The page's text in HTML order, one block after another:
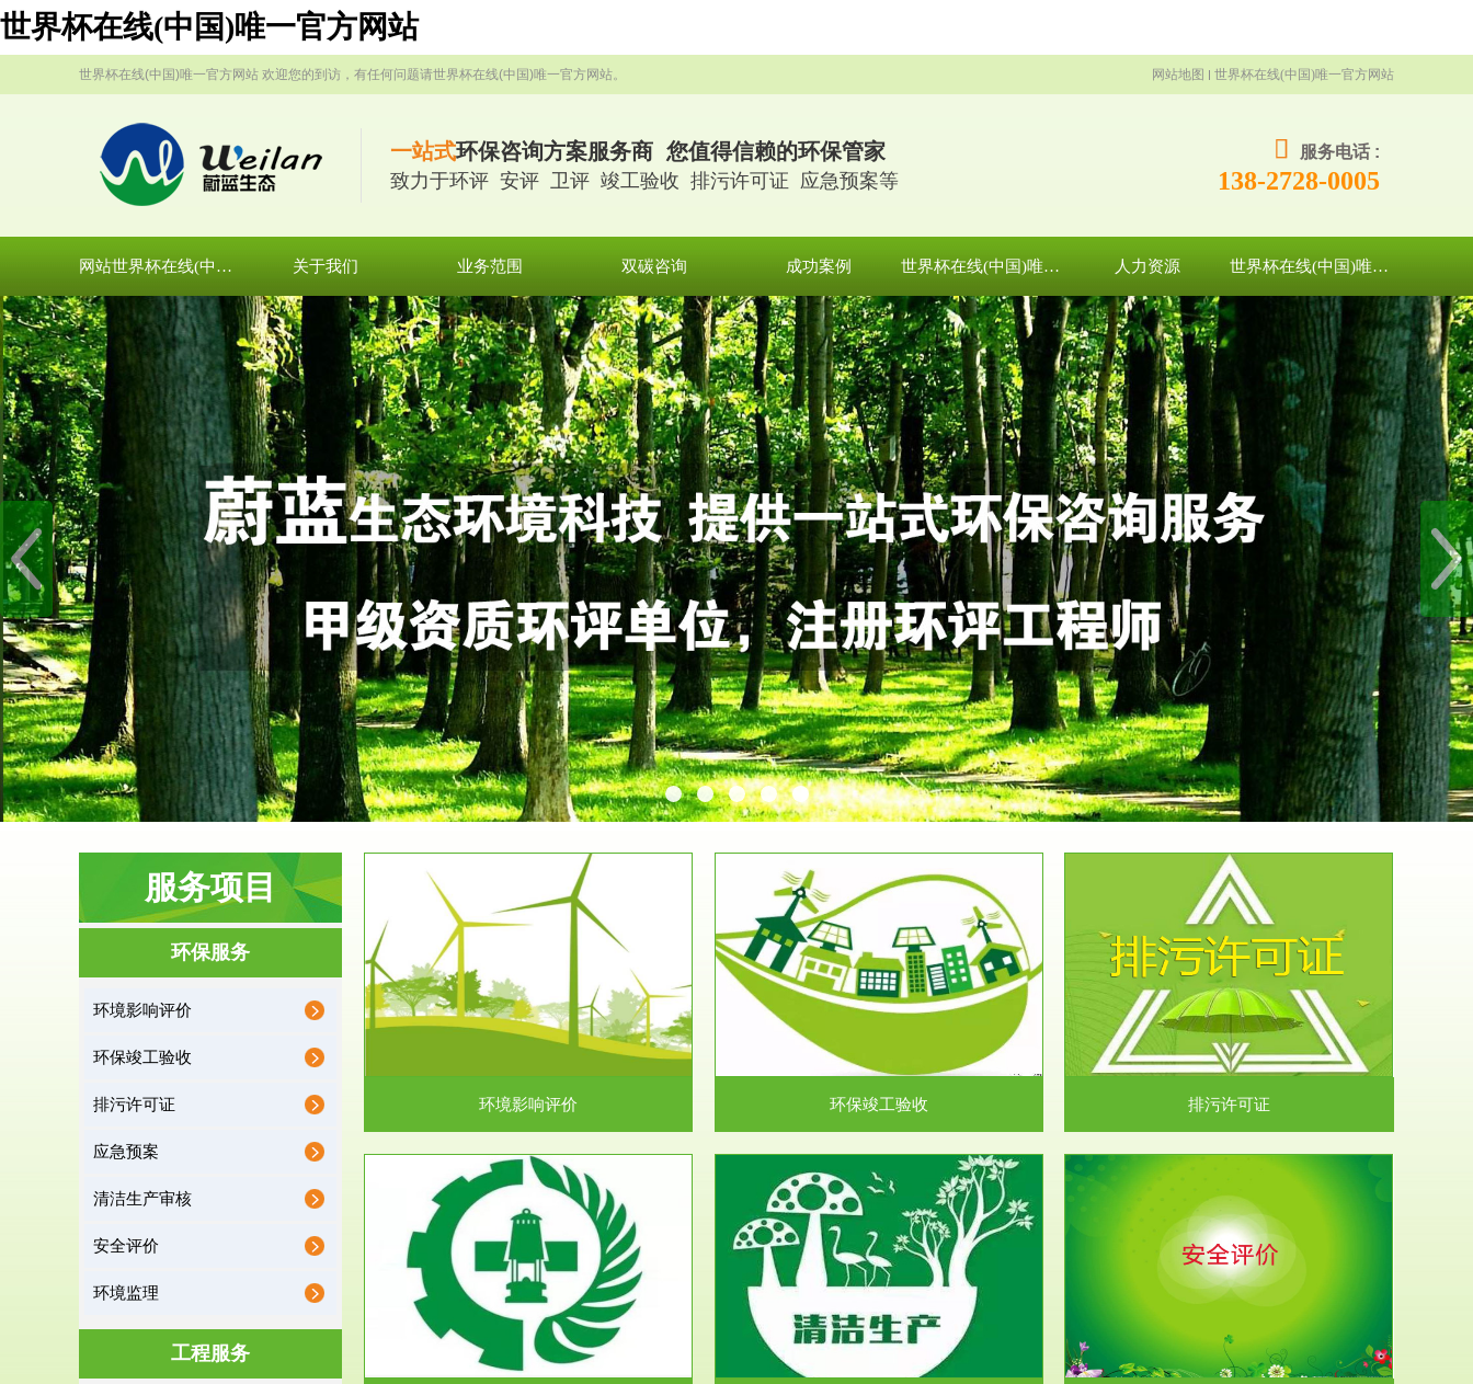
世界杯在线(中国)唯一官方网站
世界杯在线(中国)唯一官方网站 欢迎您的到访，有任何问题请世界杯在线(中国)唯一官方网站。 网站地图 世界杯在线(中国)唯一官方网站
一站式环保咨询方案服务商 您值得信赖的环保管家
致力于环评 安评 卫评 竣工验收 排污许可证 应急预案等
服务电话 :
138-2728-0005
网站世界杯在线(中国)唯一官方网站 关于我们 业务范围 双碳咨询 成功案例 世界杯在线(中国)唯一官方网站 人力资源 世界杯在线(中国)唯一官方网站
服务项目
环保服务
环境影响评价
环保竣工验收
排污许可证
应急预案
清洁生产审核
安全评价
环境监理
工程服务
服务范围
环境影响评价
据《中华人民共和国环境保护法》第十九条 编制
有关开发利用规划，建...
环境影响评价
服务范围
环保竣工验收
根据《建设项目环境保护管理条例》第十七条 编
制环境影响报告书、...
环保竣工验收
服务范围
排污许可证
排污许可申报咨询：（排污许可证）根据《中华
人民共和国环境保护法》...
排污许可证
业事业单位应当按照...
服务范围
清洁生产审核
根据《中华人民共和国清洁生产促进法》、《清
洁生产审核暂行办法...
服务范围
安全评价
安全评价安全评价目的是查找、分析和预测工
程、系统、生产经营活...